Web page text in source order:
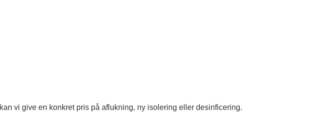
vi give en konkret pris på aflukning, ny isolering eller desinficering.